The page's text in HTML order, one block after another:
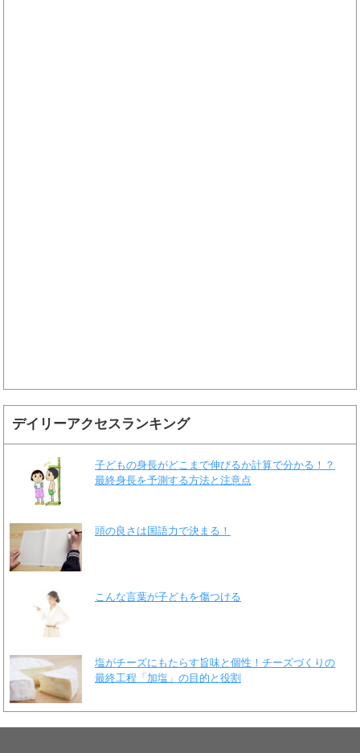
デイリーアクセスランキング
子どもの身長がどこまで伸びるか計算で分かる！？
最終身長を予測する方法と注意点
頭の良さは国語力で決まる！
こんな言葉が子どもを傷つける
塩がチーズにもたらす旨味と個性！チーズづくりの
最終工程「加塩」の目的と役割